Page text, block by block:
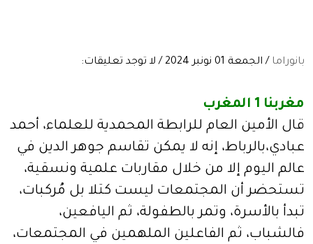
بانوراما / الجمعة 01 نونبر 2024 / لا توجد تعليقات:
مغربنا 1 المغرب
قال الأمين العام للرابطة المحمدية للعلماء، أحمد
عبادي،بالرباط، إنه لا يمكن تقاسم جوهر الدين في
عالم اليوم إلا من خلال مقاربات علمية ونسقية،
تستحضر أن المجتمعات ليست كتلا بل مُركبات،
تبدأ بالأسرة، وتمر بالطفولة، ثم اليافعين،
فالشباب، ثم الفاعلين الملهمين في المجتمعات،